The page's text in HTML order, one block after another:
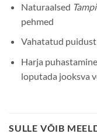
Naturaalsed
pehmed
Vahatatud
Harja
loputada jooksva
SULLE VÕIB